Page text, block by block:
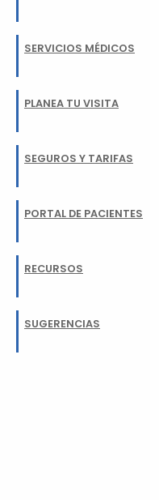
SERVICIOS MÉDICOS
PLANEA TU VISITA
SEGUROS Y TARIFAS
PORTAL DE PACIENTES
RECURSOS
SUGERENCIAS